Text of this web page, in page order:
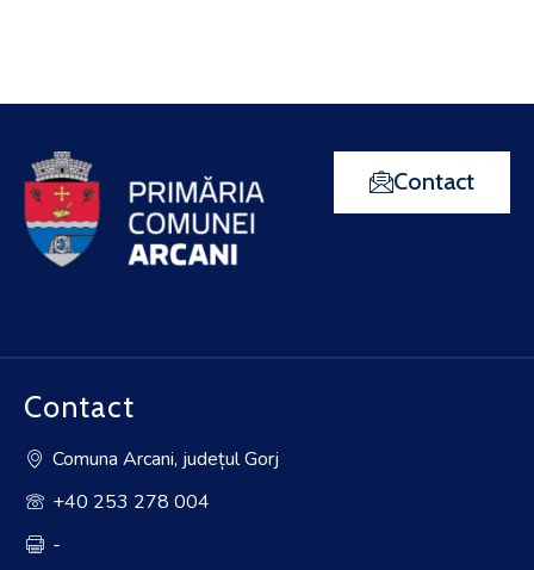
Contact
Contact
Comuna Arcani, județul Gorj
+40 253 278 004
-